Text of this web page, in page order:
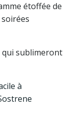
étoffée de
qui sublimeront
à